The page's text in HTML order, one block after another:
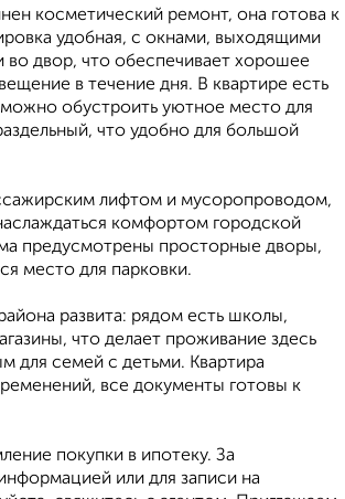
косметический ремонт, она готова к
удобная, с окнами, выходящими
во двор, что обеспечивает хорошее
в течение дня. В квартире есть
обустроить уютное место для
что удобно для большой
лифтом и мусоропроводом,
комфортом городской
предусмотрены просторные дворы,
место для парковки.
развита: рядом есть школы,
что делает проживание здесь
для семей с детьми. Квартира
все документы готовы к
покупки в ипотеку. За
или для записи на